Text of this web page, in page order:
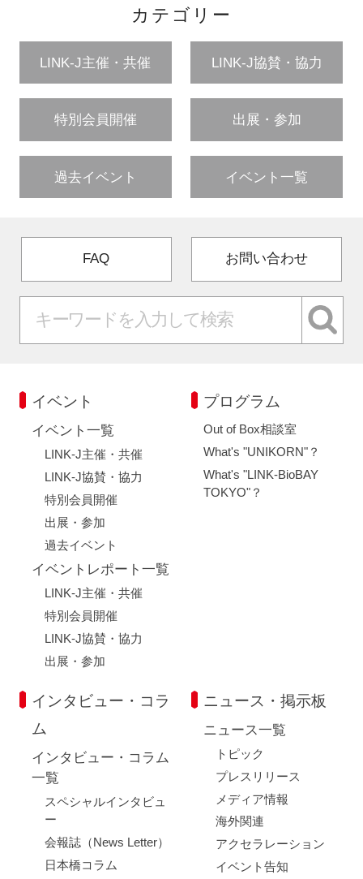
カテゴリー
LINK-J主催・共催 LINK-J協賛・協力
特別会員開催 出展・参加
過去イベント イベント一覧
FAQ お問い合わせ
イベント
イベント一覧
LINK-J主催・共催
LINK-J協賛・協力
特別会員開催
出展・参加
過去イベント
イベントレポート一覧
LINK-J主催・共催
特別会員開催
LINK-J協賛・協力
出展・参加
プログラム
Out of Box相談室
What's "UNIKORN"？
What's "LINK-BioBAY
TOKYO"？
インタビュー・コラ
ム
インタビュー・コラム
一覧
スペシャルインタビュ
ー
会報誌（News Letter）
日本橋コラム
ニュース・掲示板
ニュース一覧
トピック
プレスリリース
メディア情報
海外関連
アクセラレーション
イベント告知